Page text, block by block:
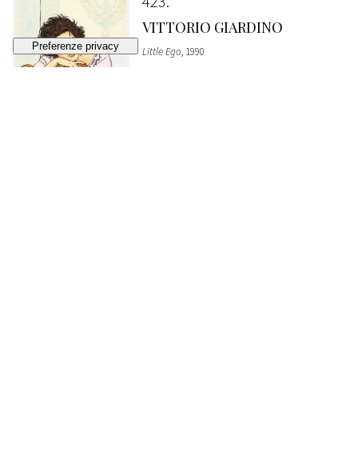
VITTORIO GIARDINO
Little Ego, 1990